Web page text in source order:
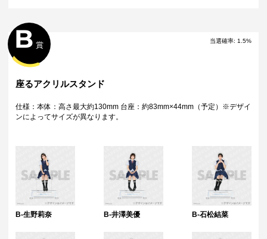
に関わらず権利保有者全員に結果をお知らせします。（原則として期間
終了後の翌日12時以降に通知します）
・Wチャンス賞のチャレンジには初回のみアンケートへのご回答が必須と
なります。
・2回目以降は自動的に開催中のWチャンス賞へ応募となります。
当選確率: 1.5%
B 賞
座るアクリルスタンド
仕様：本体：高さ最大約130mm 台座：約83mm×44mm（予定）※デザイ
ンによってサイズが異なります。
B-生野莉奈 B-井澤美優 B-石松結菜